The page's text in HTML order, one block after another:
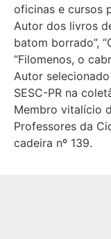
oficinas e cursos
Autor dos livros
batom borrado”,
“Filomenos, o
Autor
SESC-PR na
Membro vitalício
Professores da
cadeira nº 139.